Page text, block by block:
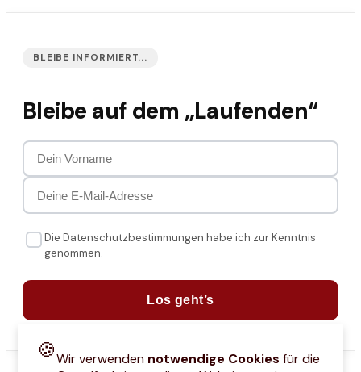
BLEIBE INFORMIERT...
Bleibe auf dem „Laufenden“
Die Datenschutzbestimmungen habe ich zur Kenntnis
genommen.
Los geht’s
🍪Wir verwenden notwendige Cookies für die